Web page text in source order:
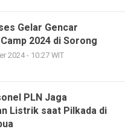
Gelar Gencar
2024 di Sorong
2024 - 10:27 WIT
PLN Jaga
Listrik saat Pilkada di